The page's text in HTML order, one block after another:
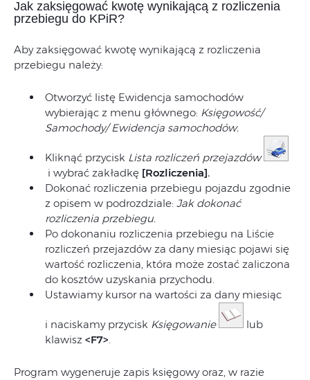
Jak zaksięgować kwotę wynikającą z rozliczenia
przebiegu do KPiR?
Aby zaksięgować kwotę wynikającą z rozliczenia
przebiegu należy:
Otworzyć listę Ewidencja samochodów
wybierając z menu głównego: Księgowość/
Samochody/ Ewidencja samochodów.
Kliknąć przycisk Lista rozliczeń przejazdów
i wybrać zakładkę [Rozliczenia].
Dokonać rozliczenia przebiegu pojazdu zgodnie
z opisem w podrozdziale: Jak dokonać
rozliczenia przebiegu.
Po dokonaniu rozliczenia przebiegu na Liście
rozliczeń przejazdów za dany miesiąc pojawi się
wartość rozliczenia, która może zostać zaliczona
do kosztów uzyskania przychodu.
Ustawiamy kursor na wartości za dany miesiąc
i naciskamy przycisk Księgowanie
lub
klawisz <F7>.
Program wygeneruje zapis księgowy oraz, w razie